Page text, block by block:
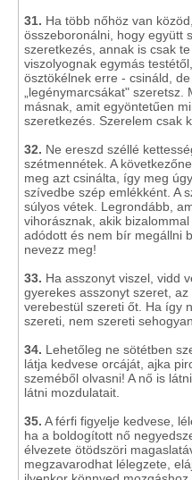
31. Ha több nőhöz van
összeboronálni, hogy együtt
szeretkezés, annak is csak
viszolyognak egymás
ösztökélnek erre - csináld,
„legénymarcsákat"
másnak, amit egyöntetűen
szeretkezés. Szerelem csak
32. Ne ereszd széllé
szétmennétek. A
meg azt csinálta, így meg
szívedbe szép emlékként. A
súlyos vétek. Legrondább,
vihorásznak, akik
adódott és nem bír megállni
nevezz meg!
33. Ha asszonyt viszel, vidd
gyerekes asszonyt szeret,
verebestül szereti őt. Ha így
szereti, nem szereti
34. Lehetőleg ne sötétben
látja kedvese orcáját, ajka
szeméből olvasni! A nő is
látni mozdulatait.
35. A férfi figyelje kedvese,
ha a boldogított nő
élvezete ötödszöri
megzavarodhat lélegzete,